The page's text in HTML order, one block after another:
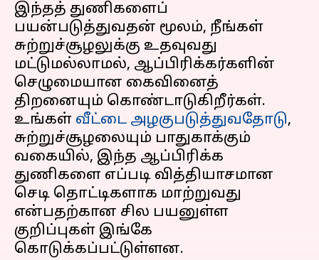
இந்தத் துணிகளைப்
பயன்படுத்துவதன் மூலம், நீங்கள்
சுற்றுச்சூழலுக்கு உதவுவது
மட்டுமல்லாமல், ஆப்பிரிக்கர்களின்
செழுமையான கைவினைத்
திறனையும் கொண்டாடுகிறீர்கள்.
உங்கள் வீட்டை அழகுபடுத்துவதோடு,
சுற்றுச்சூழலையும் பாதுகாக்கும்
வகையில், இந்த ஆப்பிரிக்க
துணிகளை எப்படி வித்தியாசமான
செடி தொட்டிகளாக மாற்றுவது
என்பதற்கான சில பயனுள்ள
குறிப்புகள் இங்கே